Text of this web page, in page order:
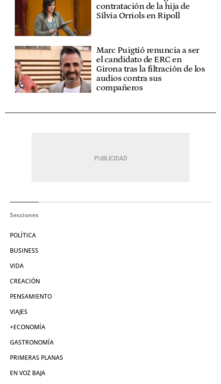
contratación de la hija de
Sílvia Orriols en Ripoll
Marc Puigtió renuncia a ser
el candidato de ERC en
Girona tras la filtración de los
audios contra sus
compañeros
Secciones
POLÍTICA
BUSINESS
VIDA
CREACIÓN
PENSAMIENTO
VIAJES
+ECONOMÍA
GASTRONOMÍA
PRIMERAS PLANAS
EN VOZ BAJA